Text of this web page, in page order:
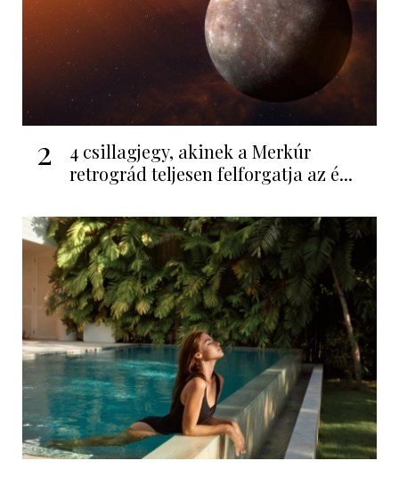
2
4 csillagjegy, akinek a Merkúr
retrográd teljesen felforgatja az é...